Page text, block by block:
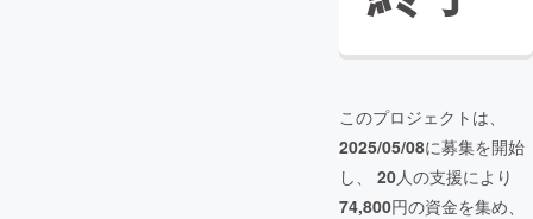
このプロジェクトは、
2025/05/08に募集を開始
し、 20人の支援により
74,800円の資金を集め、